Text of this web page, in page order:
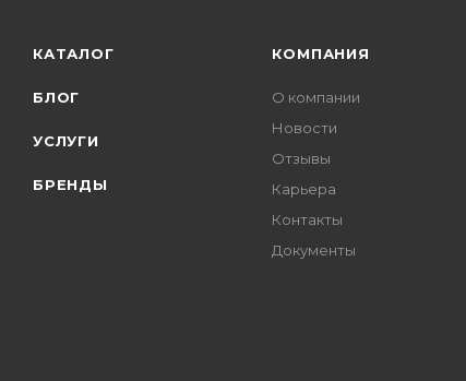
КАТАЛОГ
БЛОГ
УСЛУГИ
БРЕНДЫ
КОМПАНИЯ
О компании
Новости
Отзывы
Карьера
Контакты
Документы